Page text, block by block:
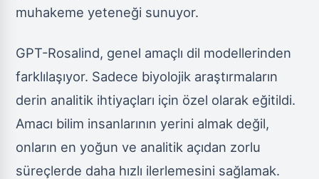
muhakeme yeteneği sunuyor.
GPT-Rosalind, genel amaçlı dil modellerinden
farklılaşıyor. Sadece biyolojik araştırmaların
derin analitik ihtiyaçları için özel olarak eğitildi.
Amacı bilim insanlarının yerini almak değil,
onların en yoğun ve analitik açıdan zorlu
süreçlerde daha hızlı ilerlemesini sağlamak.